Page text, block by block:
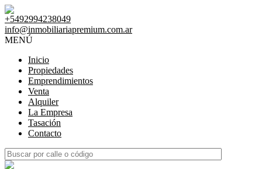
+5492994238049
info@inmobiliariapremium.com.ar
MENÚ
Inicio
Propiedades
Emprendimientos
Venta
Alquiler
La Empresa
Tasación
Contacto